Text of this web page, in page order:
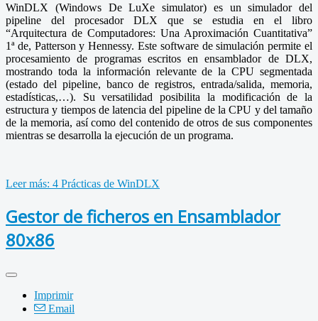
WinDLX (Windows De LuXe simulator) es un simulador del
pipeline del procesador DLX que se estudia en el libro
“Arquitectura de Computadores: Una Aproximación Cuantitativa”
1ª de, Patterson y Hennessy. Este software de simulación permite el
procesamiento de programas escritos en ensamblador de DLX,
mostrando toda la información relevante de la CPU segmentada
(estado del pipeline, banco de registros, entrada/salida, memoria,
estadísticas,…). Su versatilidad posibilita la modificación de la
estructura y tiempos de latencia del pipeline de la CPU y del tamaño
de la memoria, así como del contenido de otros de sus componentes
mientras se desarrolla la ejecución de un programa.
Leer más: 4 Prácticas de WinDLX
Gestor de ficheros en Ensamblador
80x86
Imprimir
Email